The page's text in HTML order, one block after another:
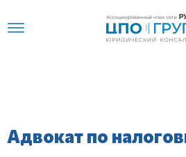
Адвокат по